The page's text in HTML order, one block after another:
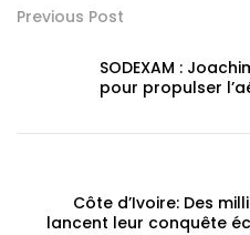
Previous Post
SODEXAM :
pour propulser
Côte d’Ivoire: Des
lancent leur conquête